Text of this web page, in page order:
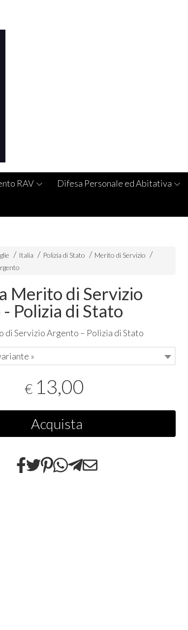
RAV Difesa Personale ed Abitativa
Italia Polizia di Stato
Merito di Servizio
Merito di Servizio
Polizia di Stato
Servizio Argento – Polizia di Stato
»
€ 13,00
Acquista